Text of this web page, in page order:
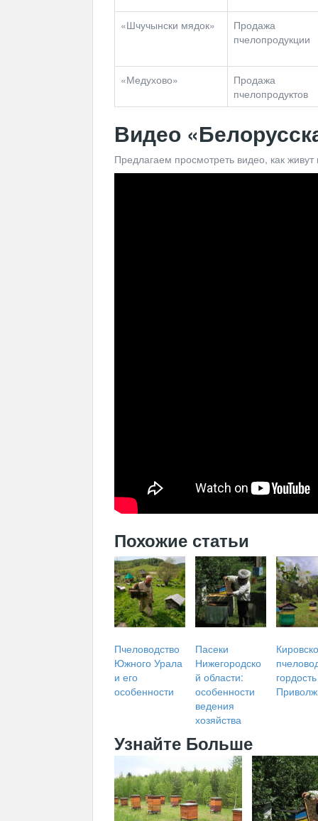
«Шчучынски мядок»
Продажа
пчелопродукции
«Медухово»
Продажа
пчелопродуктов
Видео
Предлагаем просмотреть видео, как
Похожие статьи
Пчеловодство
Южного Урала
и его
особенности
Пасеки
Нижегородско
й области:
особенности
ведения
хозяйства
гордость
Узнайте Больше